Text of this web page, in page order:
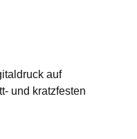
auf
und kratzfesten